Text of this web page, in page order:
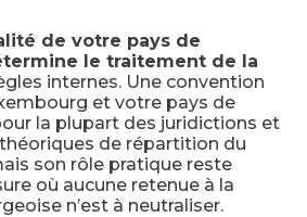
de votre pays de
le traitement de la
internes. Une convention
et votre pays de
la plupart des juridictions et
de répartition du
son rôle pratique reste
où aucune retenue à la
n’est à neutraliser.